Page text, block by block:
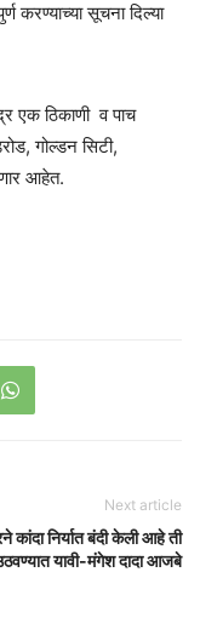
करण्याच्या सूचना दिल्या
एक ठिकाणी व पाच
गोल्डन सिटी,
आहेत.
Next article
कांदा निर्यात बंदी केली आहे ती
यावी-मंगेश दादा आजबे